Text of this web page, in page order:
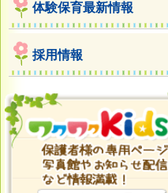
体験保育最新情報
採用情報